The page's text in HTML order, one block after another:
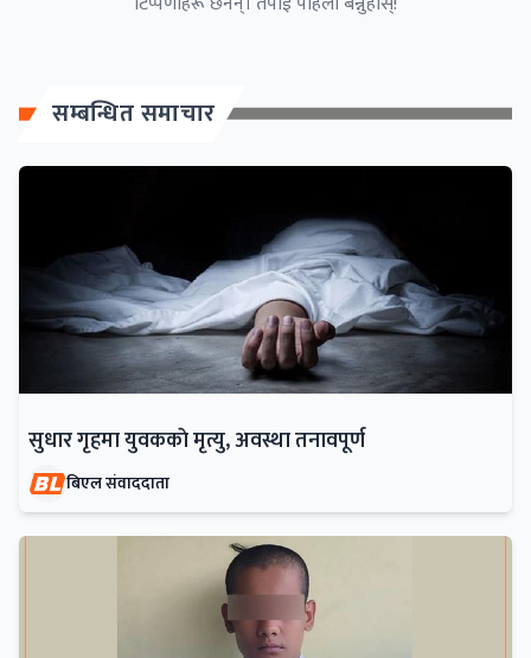
सम्बन्धित समाचार
सुधार गृहमा युवककाे मृत्यु, अवस्था तनावपूर्ण
बिएल संवाददाता